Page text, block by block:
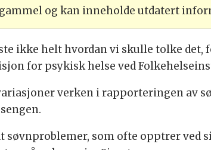
og kan inneholde utdatert
ikke helt hvordan vi skulle tolke det,
for psykisk helse ved
verken i rapporteringen av
som ofte opptrer ved